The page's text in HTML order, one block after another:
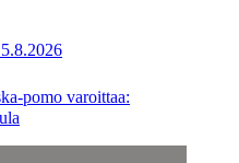
5.8.2026
pomo varoittaa: